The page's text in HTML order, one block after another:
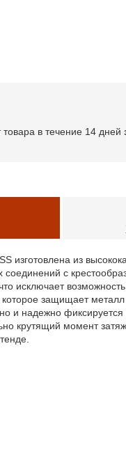
товара в течение 14 дней
изготовлена из
соединений с
исключает
защищает
и надежно фиксируется
крутящий момент